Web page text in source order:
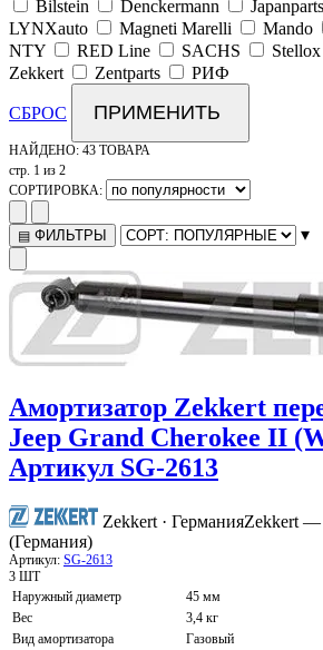
Bilstein Denckermann Japanparts
LYNXauto
Magneti Marelli Mando
NTY
RED Line SACHS Stellox
Zekkert
Zentparts РИФ
СБРОС ПРИМЕНИТЬ
НАЙДЕНО: 43 ТОВАРА
стр. 1 из 2
СОРТИРОВКА:
▤ ФИЛЬТРЫ ▾
Амортизатор Zekkert
Jeep Grand Cherokee II
Артикул SG-2613
Zekkert · ГерманияZekkert —
(Германия)
Артикул: SG-2613
3 ШТ
Наружный диаметр
45 мм
Вес
3,4 кг
Вид амортизатора
Газовый